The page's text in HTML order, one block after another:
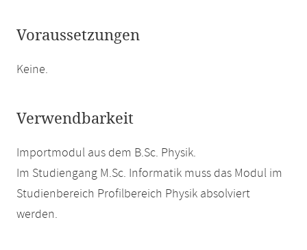
Voraussetzungen
Keine.
Verwendbarkeit
Importmodul aus dem B.Sc. Physik.
Im Studiengang M.Sc. Informatik muss das Modul im
Studienbereich Profilbereich Physik absolviert
werden.